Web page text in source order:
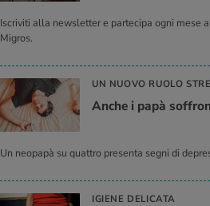
Iscriviti alla newsletter e partecipa ogni mese
Migros.
UN NUOVO RUOLO
Anche i papà
Un neopapà su quattro presenta segni di
IGIENE DELICATA